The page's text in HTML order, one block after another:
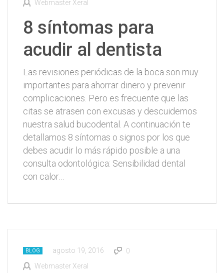
Webmaster Xeral
8 síntomas para
acudir al dentista
Las revisiones periódicas de la boca son muy
importantes para ahorrar dinero y prevenir
complicaciones. Pero es frecuente que las
citas se atrasen con excusas y descuidemos
nuestra salud bucodental. A continuación te
detallamos 8 síntomas o signos por los que
debes acudir lo más rápido posible a una
consulta odontológica: Sensibilidad dental
con calor…
BLOG agosto 19, 2016
0
Webmaster Xeral